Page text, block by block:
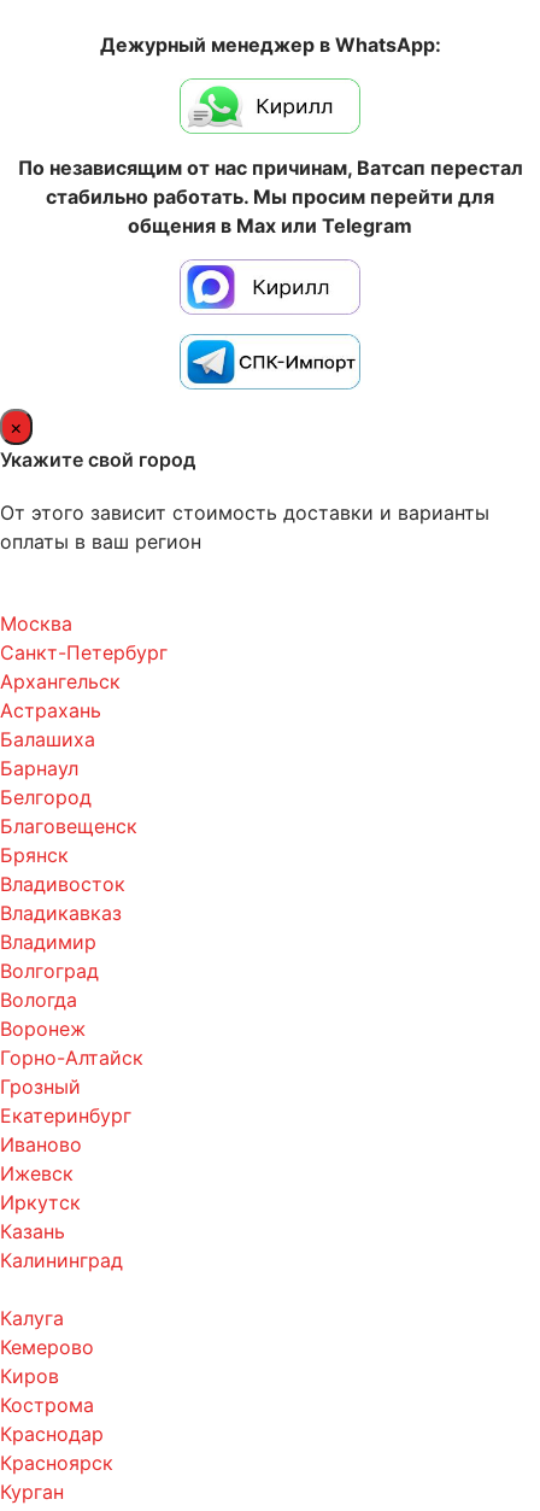
Дежурный менеджер в WhatsApp:
По независящим от нас причинам, Ватсап перестал
стабильно работать. Мы просим перейти для
общения в Max или Telegram
×
Укажите свой город
От этого зависит стоимость доставки и варианты
оплаты в ваш регион
Москва
Санкт-Петербург
Архангельск
Астрахань
Балашиха
Барнаул
Белгород
Благовещенск
Брянск
Владивосток
Владикавказ
Владимир
Волгоград
Вологда
Воронеж
Горно-Алтайск
Грозный
Екатеринбург
Иваново
Ижевск
Иркутск
Казань
Калининград
Калуга
Кемерово
Киров
Кострома
Краснодар
Красноярск
Курган